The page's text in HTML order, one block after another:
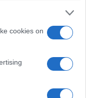
cookies on